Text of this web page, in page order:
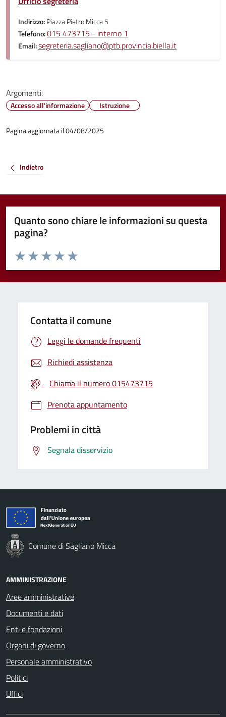
Indirizzo:Piazza Pietro Micca 5
Telefono:015 473715 - interno 1
Email:segreteria.sagliano@ptb.provincia.biella.it
Argomenti:
Accesso all'informazione Istruzione
Pagina aggiornata il 04/08/2025
Indietro
Quanto sono chiare le informazioni su questa
pagina?
Valuta da 1 a 5 stelle la pagina
Valuta 5 stelle su 5
Valuta 4 stelle su 5
Valuta 3 stelle su 5
Valuta 2 stelle su 5
Valuta 1 stelle su 5
Contatta il comune
Leggi le domande frequenti
Richiedi assistenza
Chiama il numero 015473715
Prenota appuntamento
Problemi in città
Segnala disservizio
Comune di Sagliano Micca
AMMINISTRAZIONE
Aree amministrative
Documenti e dati
Enti e fondazioni
Organi di governo
Personale amministrativo
Politici
Uffici